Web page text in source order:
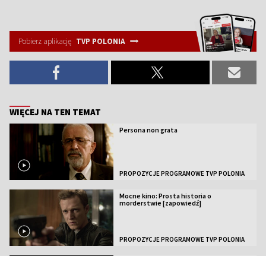
Pobierz aplikację TVP POLONIA
WIĘCEJ NA TEN TEMAT
Persona non grata
PROPOZYCJE PROGRAMOWE TVP POLONIA
Mocne kino: Prosta historia o
morderstwie [zapowiedź]
PROPOZYCJE PROGRAMOWE TVP POLONIA